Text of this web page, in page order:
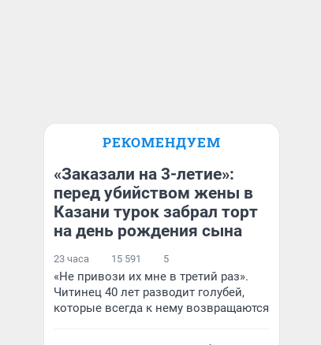
РЕКОМЕНДУЕМ
«Заказали на 3-летие»:
перед убийством жены в
Казани турок забрал торт
на день рождения сына
23 часа 15 591 5
«Не привози их мне в третий раз».
Читинец 40 лет разводит голубей,
которые всегда к нему возвращаются